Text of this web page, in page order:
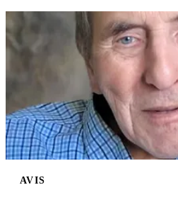
Publier un
Recherche
AVIS